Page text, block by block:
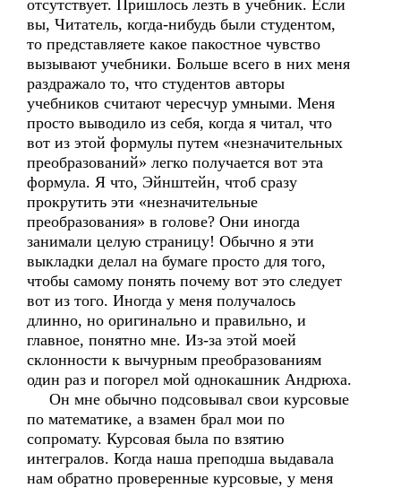
отсутствует. Пришлось лезть в учебник. Если
вы, Читатель, когда-нибудь были студентом,
то представляете какое пакостное чувство
вызывают учебники. Больше всего в них меня
раздражало то, что студентов авторы
учебников считают чересчур умными. Меня
просто выводило из себя, когда я читал, что
вот из этой формулы путем «незначительных
преобразований» легко получается вот эта
формула. Я что, Эйнштейн, чтоб сразу
прокрутить эти «незначительные
преобразования» в голове? Они иногда
занимали целую страницу! Обычно я эти
выкладки делал на бумаге просто для того,
чтобы самому понять почему вот это следует
вот из того. Иногда у меня получалось
длинно, но оригинально и правильно, и
главное, понятно мне. Из-за этой моей
склонности к вычурным преобразованиям
один раз и погорел мой однокашник Андрюха.
Он мне обычно подсовывал свои курсовые
по математике, а взамен брал мои по
сопромату. Курсовая была по взятию
интегралов. Когда наша преподша выдавала
нам обратно проверенные курсовые, у меня